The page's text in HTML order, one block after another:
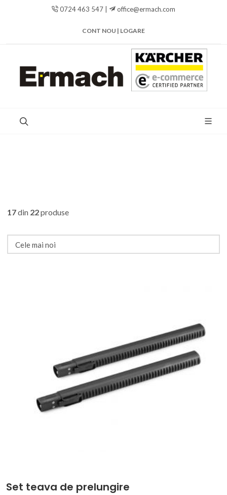
0724 463 547 | office@ermach.com
CONT NOU | LOGARE
17din 22produse
Set teava de prelungire